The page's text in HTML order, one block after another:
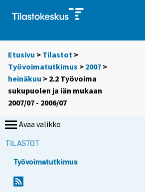
Etusivu > Tilastot >
Työvoimatutkimus > 2007 >
heinäkuu > 2.2 Työvoima
sukupuolen ja iän mukaan
2007/07 - 2006/07
Avaa valikko
TILASTOT
Työvoimatutkimus